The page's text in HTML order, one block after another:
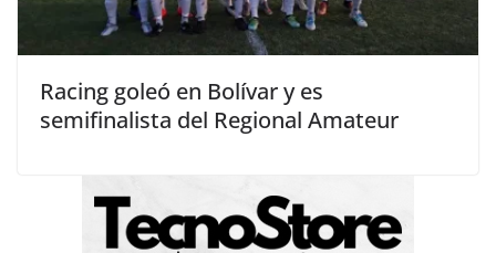
Racing goleó en Bolívar y es
semifinalista del Regional Amateur